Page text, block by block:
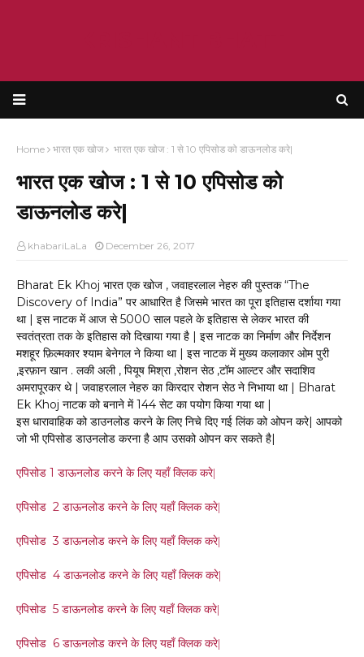
Home भारत एक खोज भारत एक खोज : 1 से 10 एपिसोड को डाऊनलोड करे|
भारत एक खोज : 1 से 10 एपिसोड को
डाऊनलोड करे|
khabariLaLa December 26, 2017
Bharat Ek Khoj भारत एक खोज , जवाहरलाल नेहरु की पुस्तक “The
Discovery of India” पर आधारित है जिसमे भारत का पूरा इतिहास दर्शाया गया
था | इस नाटक में आज से 5000 साल पहले के इतिहास से लेकर भारत की
स्वतंत्रता तक के इतिहास को दिखाया गया है | इस नाटक का निर्माण और निर्देशन
मशहूर फ़िल्मकार श्याम बेनेगल ने किया था | इस नाटक में मुख्य कलाकार ओम पुरी
,इरफ़ान खान . लकी अली , पियूष मिश्रा ,रोशन सेठ ,टॉम आल्टर और सदाशिव
अमरापूरकर थे | जवाहरलाल नेहरु का किरदार रोशन सेठ ने निभाया था | Bharat
Ek Khoj नाटक को बनाने में 144 सेट का पयोग किया गया था |
इस धारावाहिक को डाउनलोड करने के लिए निचे दिए गई लिंक को ओपन करे| आपको
जो भी एपिसोड डाउनलोड करना है आप उसको ओपन कर सकते है|
एपिसोड 1 डाऊनलोड करने के लिए यहाँ क्लिक करे|
एपिसोड 2 डाऊनलोड करने के लिए यहाँ क्लिक करे|
एपिसोड 3 डाऊनलोड करने के लिए यहाँ क्लिक करे|
एपिसोड 4 डाऊनलोड करने के लिए यहाँ क्लिक करे|
एपिसोड 5 डाऊनलोड करने के लिए यहाँ क्लिक करे|
एपिसोड 6 डाऊनलोड करने के लिए यहाँ क्लिक करे|